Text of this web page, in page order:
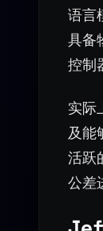
语言
具备
控制
实际
及能
活跃
公差